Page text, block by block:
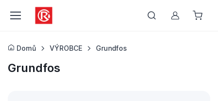
Můj účet
Domů VÝROBCE Grundfos
Grundfos